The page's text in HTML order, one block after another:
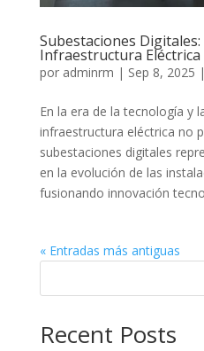
Subestaciones
Infraestructura Eléctrica
por adminrm | Sep 8, 2025 |
En la era de la tecnología y
infraestructura eléctrica no
subestaciones digitales
en la evolución de las
fusionando innovación
« Entradas más antiguas
Recent Posts